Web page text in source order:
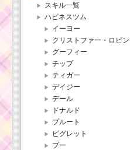
スキル一覧
ハピネスツム
イーヨー
クリストファー・ロビン
グーフィー
チップ
ティガー
デイジー
デール
ドナルド
プルート
ピグレット
プー